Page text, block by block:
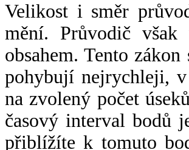
Velikost i směr
mění. Průvodič
obsahem. Tento
pohybují nejrychleji, v
na zvolený počet
časový interval bodů
přiblížíte k tomuto